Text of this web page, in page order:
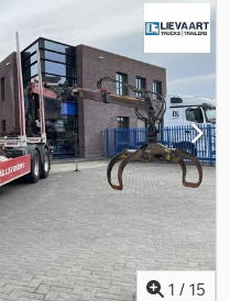
, nombre
, largeur totale:2 550 mm,
sur essieu (essieu 1):
par essieu (essieu 2):8 000
3):11 500 kg, longueur de
, largeur de l’espace de
2014,
freinage électronique),
stationnement,
électrique des vitres, =
= - Attache-remorque
- Feux clignotants - Toit
- Chauffage -
1 / 15